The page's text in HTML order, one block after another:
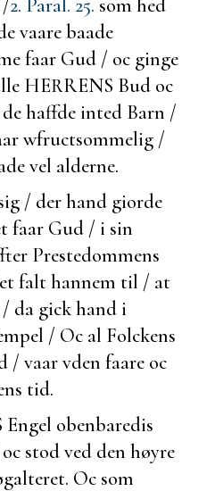
vaarebaade
faar Gud / oc ginge
HERRENS Bud oc
haffde inted Barn /
wfructsommelig /
vel alderne.
/ der hand giorde
faar Gud / i sin
Prestedommens
falt hannem til / at
da gick hand i
/ Oc al Folckens
/ vaar vden faare oc
tid.
obenbaredis
stod ved den høyre
Oc som